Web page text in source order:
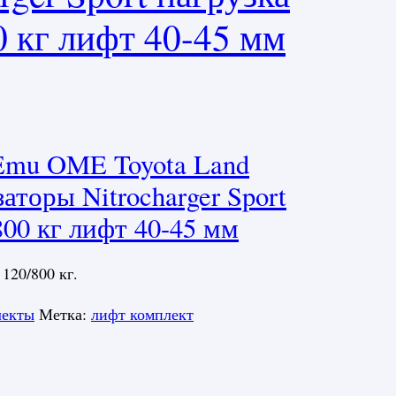
кг лифт 40-45 мм
OME Toyota Land
Nitrocharger Sport
кг лифт 40-45 мм
800 кг.
Метка: лифт комплект